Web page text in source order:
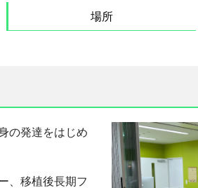
場所
の発達をはじめ
、移植後長期フ